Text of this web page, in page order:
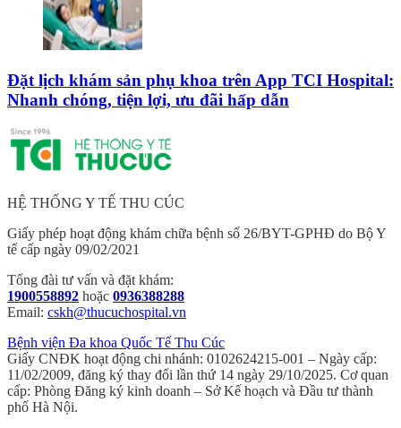
Đặt lịch khám sản phụ khoa trên App TCI Hospital:
Nhanh chóng, tiện lợi, ưu đãi hấp dẫn
HỆ THỐNG Y TẾ THU CÚC
Giấy phép hoạt động khám chữa bệnh số 26/BYT-GPHĐ do Bộ Y
tế cấp ngày 09/02/2021
Tổng đài tư vấn và đặt khám:
1900558892 hoặc 0936388288
Email: cskh@thucuchospital.vn
Bệnh viện Đa khoa Quốc Tế Thu Cúc
Giấy CNĐK hoạt động chi nhánh: 0102624215-001 – Ngày cấp:
11/02/2009, đăng ký thay đổi lần thứ 14 ngày 29/10/2025. Cơ quan
cấp: Phòng Đăng ký kinh doanh – Sở Kế hoạch và Đầu tư thành
phố Hà Nội.